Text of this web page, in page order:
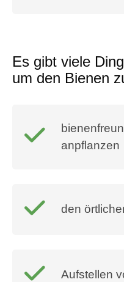
Es gibt viele
um den Bienen
anpflanzen
den
Aufstellen